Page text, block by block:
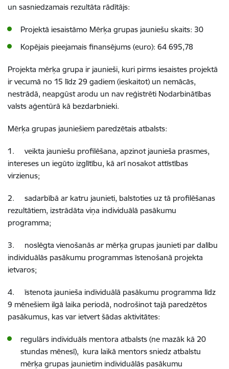
un sasniedzamais rezultāta rādītājs:
Projektā iesaistāmo Mērķa grupas jauniešu skaits: 30
Kopējais pieejamais finansējums (euro): 64 695,78
Projekta mērķa grupa ir jaunieši, kuri pirms iesaistes projektā
ir vecumā no 15 līdz 29 gadiem (ieskaitot) un nemācās,
nestrādā, neapgūst arodu un nav reģistrēti Nodarbinātības
valsts aģentūrā kā bezdarbnieki.
Mērķa grupas jauniešiem paredzētais atbalsts:
1.
veikta jauniešu profilēšana, apzinot jaunieša prasmes,
intereses un iegūto izglītību, kā arī nosakot attīstības
virzienus;
2.
sadarbībā ar katru jaunieti, balstoties uz tā profilēšanas
rezultātiem, izstrādāta viņa individuālā pasākumu
programma;
3.
noslēgta vienošanās ar mērķa grupas jaunieti par dalību
individuālās pasākumu programmas īstenošanā projekta
ietvaros;
4.
īstenota jaunieša individuālā pasākumu programma līdz
9 mēnešiem ilgā laika periodā, nodrošinot tajā paredzētos
pasākumus, kas var ietvert šādas aktivitātes:
regulārs individuāls mentora atbalsts (ne mazāk kā 20
stundas mēnesī), kura laikā mentors sniedz atbalstu
mērķa grupas jaunietim individuālās pasākumu